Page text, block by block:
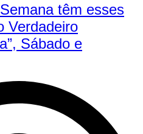
têm esses
Verdadeiro
Sábado e